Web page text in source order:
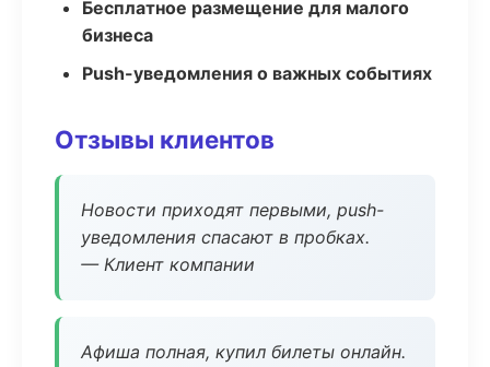
Бесплатное размещение для малого
бизнеса
Push-уведомления о важных событиях
Отзывы клиентов
Новости приходят первыми, push-
уведомления спасают в пробках.
— Клиент компании
Афиша полная, купил билеты онлайн.